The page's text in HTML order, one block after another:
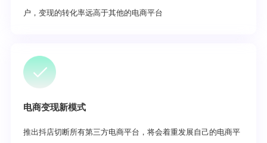
户，变现的转化率远高于其他的电商平台
电商变现新模式
推出抖店切断所有第三方电商平台，将会着重发展自己的电商平